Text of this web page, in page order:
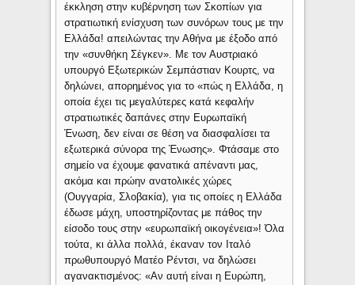
έκκληση στην κυβέρνηση των Σκοπίων για
στρατιωτική ενίσχυση των συνόρων τους με την
Ελλάδα! απειλώντας την Αθήνα με έξοδο από
την «συνθήκη Σέγκεν». Με τον Αυστριακό
υπουργό Εξωτερικών Σεμπάστιαν Κουρτς, να
δηλώνει, απορημένος για το «πώς η Ελλάδα, η
οποία έχει τις μεγαλύτερες κατά κεφαλήν
στρατιωτικές δαπάνες στην Ευρωπαϊκή
Ένωση, δεν είναι σε θέση να διασφαλίσει τα
εξωτερικά σύνορα της Ένωσης». Φτάσαμε στο
σημείο να έχουμε φανατικά απέναντι μας,
ακόμα και πρώην ανατολικές χώρες
(Ουγγαρία, Σλοβακία), για τις οποίες η Ελλάδα
έδωσε μάχη, υποστηρίζοντας με πάθος την
είσοδο τους στην «ευρωπαϊκή οικογένεια»! Όλα
τούτα, κι άλλα πολλά, έκαναν τον Ιταλό
πρωθυπουργό Ματέο Ρέντσι, να δηλώσει
αγανακτισμένος: «Αν αυτή είναι η Ευρώπη,